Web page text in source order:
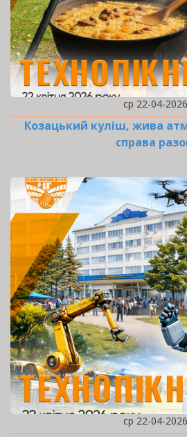
ср 22-04-2026
Козацький куліш, жива
справа
ср 22-04-2026